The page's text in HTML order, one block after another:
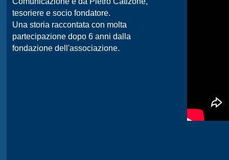
tesoriere e socio fondatore.
Una storia raccontata con molta
partecipazione dopo 6 anni dalla
fondazione dell'associazione.